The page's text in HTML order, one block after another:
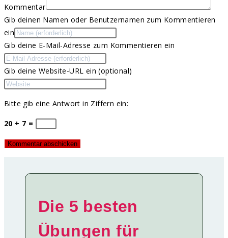
Kommentar
Gib deinen Namen oder Benutzernamen zum Kommentieren
ein
Gib deine E-Mail-Adresse zum Kommentieren ein
Gib deine Website-URL ein (optional)
Bitte gib eine Antwort in Ziffern ein:
20 + 7 =
Die 5 besten
Übungen für